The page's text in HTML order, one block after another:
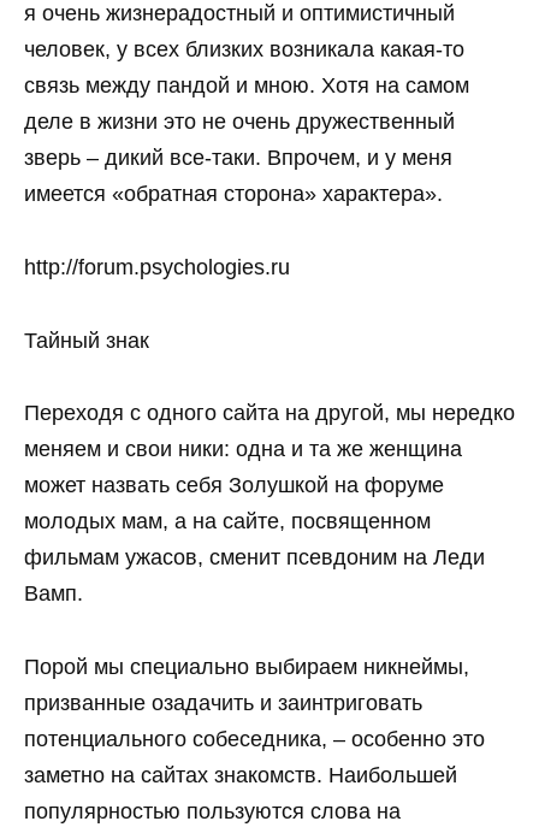
я очень жизнерадостный и оптимистичный
человек, у всех близких возникала какая-то
связь между пандой и мною. Хотя на самом
деле в жизни это не очень дружественный
зверь – дикий все-таки. Впрочем, и у меня
имеется «обратная сторона» характера».
http://forum.psychologies.ru
Тайный знак
Переходя с одного сайта на другой, мы нередко
меняем и свои ники: одна и та же женщина
может назвать себя Золушкой на форуме
молодых мам, а на сайте, посвященном
фильмам ужасов, сменит псевдоним на Леди
Вамп.
Порой мы специально выбираем никнеймы,
призванные озадачить и заинтриговать
потенциального собеседника, – особенно это
заметно на сайтах знакомств. Наибольшей
популярностью пользуются слова на